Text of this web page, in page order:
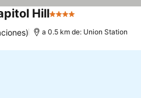
Hill4 Estrellas
a 0.5 km de: Union Station